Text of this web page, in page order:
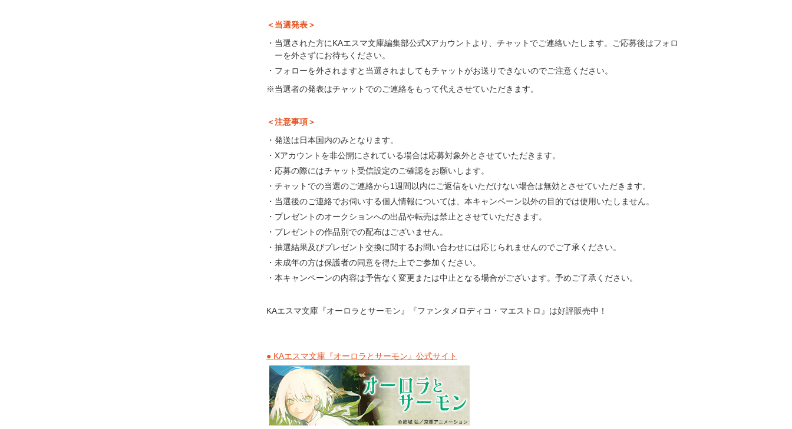
＜当選発表＞
・当選された方にKAエスマ文庫編集部公式Xアカウントより、チャットでご連絡いたします。ご応募後はフォロ
ーを外さずにお待ちください。
・フォローを外されますと当選されましてもチャットがお送りできないのでご注意ください。
※当選者の発表はチャットでのご連絡をもって代えさせていただきます。
＜注意事項＞
・発送は日本国内のみとなります。
・Xアカウントを非公開にされている場合は応募対象外とさせていただきます。
・応募の際にはチャット受信設定のご確認をお願いします。
・チャットでの当選のご連絡から1週間以内にご返信をいただけない場合は無効とさせていただきます。
・当選後のご連絡でお伺いする個人情報については、本キャンペーン以外の目的では使用いたしません。
・プレゼントのオークションへの出品や転売は禁止とさせていただきます。
・プレゼントの作品別での配布はございません。
・抽選結果及びプレゼント交換に関するお問い合わせには応じられませんのでご了承ください。
・未成年の方は保護者の同意を得た上でご参加ください。
・本キャンペーンの内容は予告なく変更または中止となる場合がございます。予めご了承ください。
KAエスマ文庫『オーロラとサーモン』『ファンタメロディコ・マエストロ』は好評販売中！
● KAエスマ文庫『オーロラとサーモン』公式サイト